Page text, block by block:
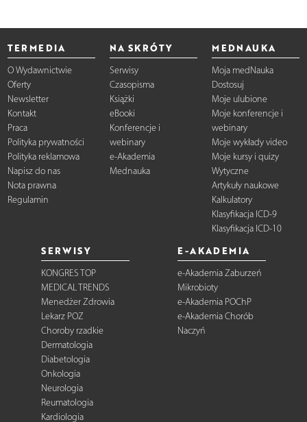
TERMEDIA
O Wydawnictwie
Oferty
Newsletter
Kontakt
Praca
Polityka prywatności
Polityka reklamowa
Napisz do nas
Nota prawna
Regulamin
NA SKRÓTY
Serwisy
Czasopisma
Książki
eBooki
Konferencje i
webinary
e-Akademia
Mednauka
MEDNAUKA
Moja medNauka
Dostosuj
Moje ulubione
Moje konferencje i
webinary
Moje wykłady video
Moje kursy i quizy
Wytyczne
Artykuły naukowe
Kalkulatory
Klasyfikacja ICD-9
Klasyfikacja ICD-10
SERWISY
KONGRES TOP
MEDICAL TRENDS
Menedżer Zdrowia
Lekarz POZ
Choroby rzadkie
Dermatologia
Diabetologia
Onkologia
Neurologia
Reumatologia
Kardiologia
E-AKADEMIA
e-Akademia Zaburzeń
Mikrobioty
e-Akademia POChP
e-Akademia Chorób
Naczyń